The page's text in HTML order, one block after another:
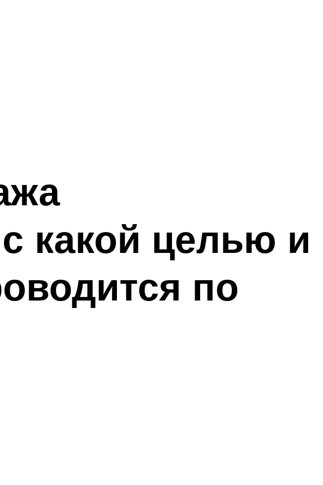
какой целью и
по